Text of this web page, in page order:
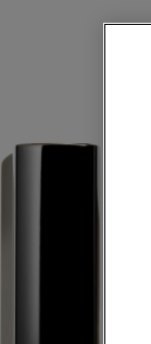
por defecto